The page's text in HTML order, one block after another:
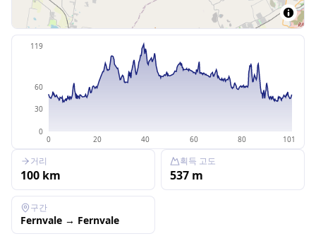
0 20 40 60 80 101
0
30
60
119
거리
100 km
획득 고도
537 m
구간
Fernvale → Fernvale